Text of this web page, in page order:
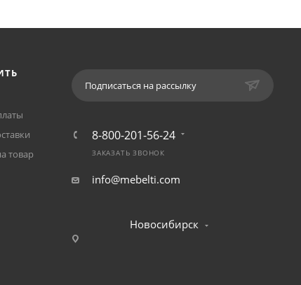
товар
Подписаться на рассылку
8-800-201-56-24
ЗАКАЗАТЬ ЗВОНОК
info@mebelti.com
Новосибирск